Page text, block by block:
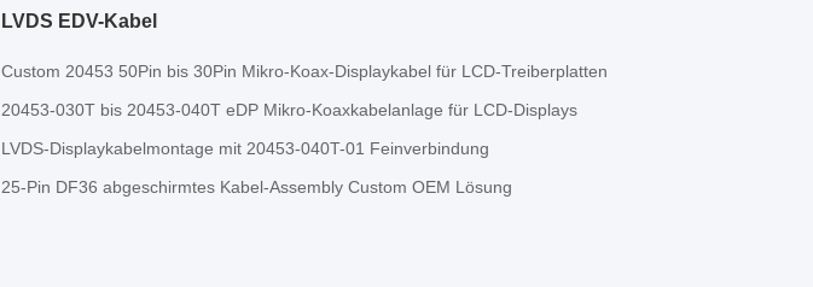
LVDS EDV-Kabel
Custom 20453 50Pin bis 30Pin Mikro-Koax-Displaykabel für LCD-Treiberplatten
20453-030T bis 20453-040T eDP Mikro-Koaxkabelanlage für LCD-Displays
LVDS-Displaykabelmontage mit 20453-040T-01 Feinverbindung
25-Pin DF36 abgeschirmtes Kabel-Assembly Custom OEM Lösung